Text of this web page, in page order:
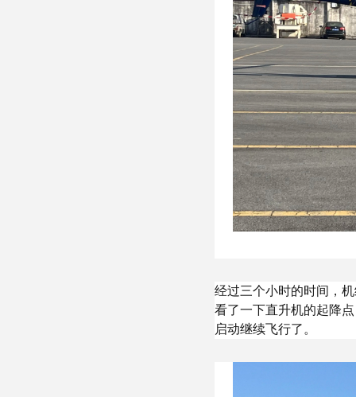
经过三个小时的时间，
看了一下直升机的起降
启动继续飞行了。